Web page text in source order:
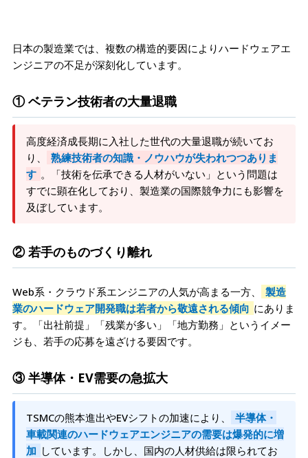
日本の製造業では、複数の構造的要因によりハードウェアエ
ンジニアの不足が深刻化しています。
① ベテラン技術者の大量退職
高度経済成長期に入社した世代の大量退職が続いてお
り、
熟練技術者の知識・ノウハウが失われつつありま
す 。「技術を伝承できる人材がいない」という問題は
すでに顕在化しており、製造業の国際競争力にも影響を
及ぼしています。
② 若手のものづくり離れ
Web系・クラウド系エンジニアの人気が高まる一方、
製造
業のハードウェア開発職は若者から敬遠される傾向 にありま
す。「出社前提」「残業が多い」「地方勤務」というイメー
ジも、若手の応募を遠ざける要因です。
③ 半導体・EV需要の急拡大
TSMCの熊本進出やEVシフトの加速により、
半導体・
車載関連のハードウェアエンジニアの需要は爆発的に増
加 しています。しかし、国内の人材供給は限られてお